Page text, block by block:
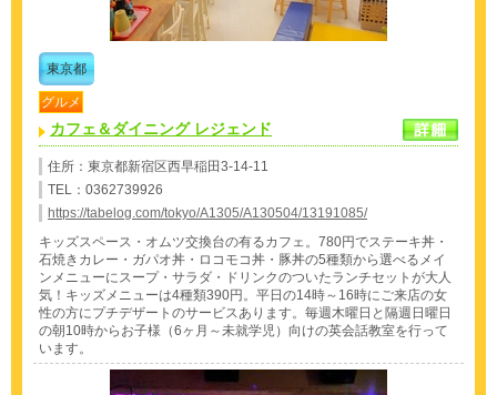
東京都
グルメ
カフェ＆ダイニング レジェンド
住所：東京都新宿区西早稲田3-14-11
TEL：0362739926
https://tabelog.com/tokyo/A1305/A130504/13191085/
キッズスペース・オムツ交換台の有るカフェ。780円でステーキ丼・
石焼きカレー・ガパオ丼・ロコモコ丼・豚丼の5種類から選べるメイ
ンメニューにスープ・サラダ・ドリンクのついたランチセットが大人
気！キッズメニューは4種類390円。平日の14時～16時にご来店の女
性の方にプチデザートのサービスあります。毎週木曜日と隔週日曜日
の朝10時からお子様（6ヶ月～未就学児）向けの英会話教室を行って
います。